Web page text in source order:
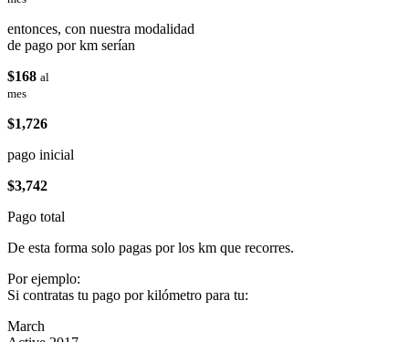
entonces, con nuestra modalidad
de pago por km serían
$168 al
mes
$1,726
pago inicial
$3,742
Pago total
De esta forma solo pagas por los km que recorres.
Por ejemplo:
Si contratas tu pago por kilómetro para tu:
March